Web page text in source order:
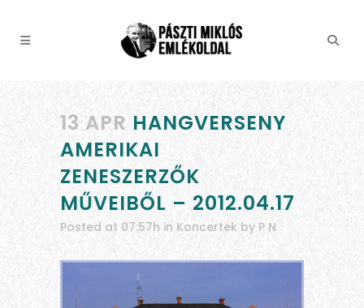
13 APR HANGVERSENY
AMERIKAI
ZENESZERZŐK
MŰVEIBŐL – 2012.04.17
Posted at 07:57h in Koncertek by P N